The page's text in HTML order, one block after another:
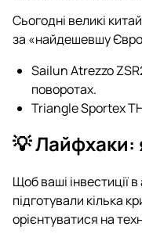
Сьогодні великі
за «найдешевшу
Sailun Atrezzo
поворотах.
Triangle Sportex
💡 Лайфхаки:
Щоб ваші інвестиції
підготували кілька
орієнтуватися на